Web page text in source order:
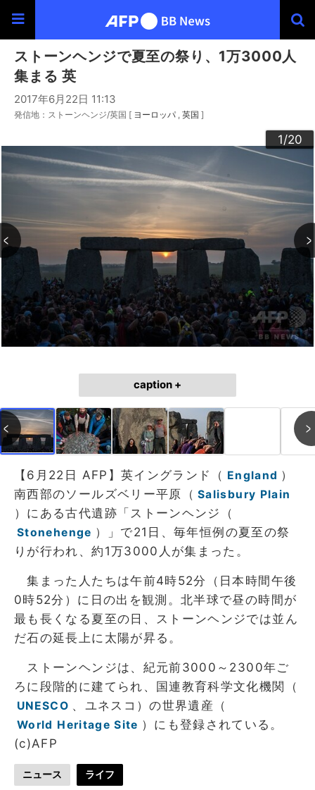
ストーンヘンジで夏至の祭り、1万3000人
集まる 英
2017年6月22日 11:13
発信地：ストーンヘンジ/英国 [ ヨーロッパ 英国 ]
1/20
2/20
3/20
4/20
5/20
6/20
7/20
8/20
9/20
10/20
11/20
12/20
13/20
14/20
15/20
16/20
17/20
18/20
19/20
20/20
caption +
【6月22日 AFP】英イングランド（ England ）
南西部のソールズベリー平原（ Salisbury Plain
）にある古代遺跡「ストーンヘンジ（
Stonehenge ）」で21日、毎年恒例の夏至の祭
りが行われ、約1万3000人が集まった。
集まった人たちは午前4時52分（日本時間午後
0時52分）に日の出を観測。北半球で昼の時間が
最も長くなる夏至の日、ストーンヘンジでは並ん
だ石の延長上に太陽が昇る。
ストーンヘンジは、紀元前3000～2300年ご
ろに段階的に建てられ、国連教育科学文化機関（
UNESCO 、ユネスコ）の世界遺産（
World Heritage Site ）にも登録されている。
(c)AFP
ニュース ライフ